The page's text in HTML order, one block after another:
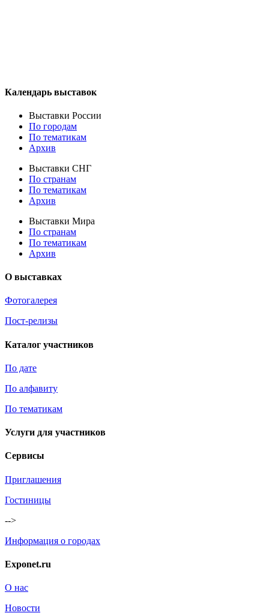
Календарь выставок
Выставки России
По городам
По тематикам
Архив
Выставки СНГ
По странам
По тематикам
Архив
Выставки Мира
По странам
По тематикам
Архив
О выставках
Фотогалерея
Пост-релизы
Каталог участников
По дате
По алфавиту
По тематикам
Услуги для участников
Сервисы
Приглашения
Гостиницы
-->
Информация о городах
Exponet.ru
О нас
Новости